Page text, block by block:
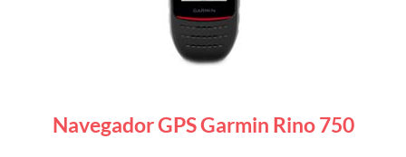
Navegador GPS Garmin Rino 750